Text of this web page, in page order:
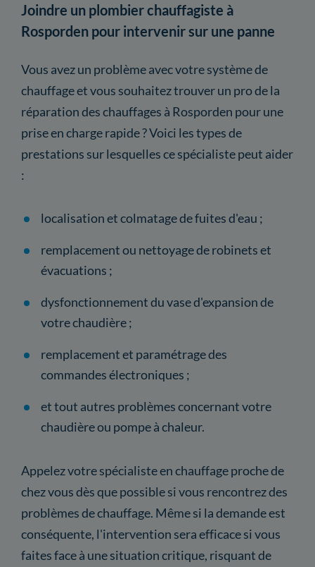
Joindre un plombier chauffagiste à
Rosporden pour intervenir sur une panne
Vous avez un problème avec votre système de
chauffage et vous souhaitez trouver un pro de la
réparation des chauffages à Rosporden pour une
prise en charge rapide ? Voici les types de
prestations sur lesquelles ce spécialiste peut aider
:
localisation et colmatage de fuites d'eau ;
remplacement ou nettoyage de robinets et
évacuations ;
dysfonctionnement du vase d'expansion de
votre chaudière ;
remplacement et paramétrage des
commandes électroniques ;
et tout autres problèmes concernant votre
chaudière ou pompe à chaleur.
Appelez votre spécialiste en chauffage proche de
chez vous dès que possible si vous rencontrez des
problèmes de chauffage. Même si la demande est
conséquente, l'intervention sera efficace si vous
faites face à une situation critique, risquant de